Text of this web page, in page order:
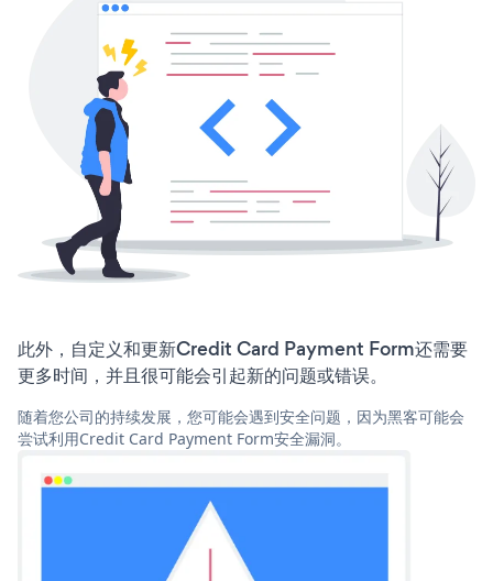
此外，自定义和更新Credit Card Payment Form还需要
更多时间，并且很可能会引起新的问题或错误。
随着您公司的持续发展，您可能会遇到安全问题，因为黑客可能会
尝试利用Credit Card Payment Form安全漏洞。